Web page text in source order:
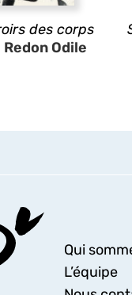
des corps
Odile
Qui
L’équipe